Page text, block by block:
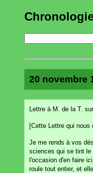
20 novembre
Lettre à M. de la T.
[Cette Lettre qui
Je me rends à vos
sciences qui se tint le
l'occasion d'en faire
roule tout entier, et